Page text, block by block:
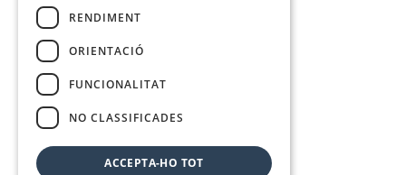
RENDIMENT
ORIENTACIÓ
FUNCIONALITAT
NO CLASSIFICADES
ACCEPTA-HO TOT